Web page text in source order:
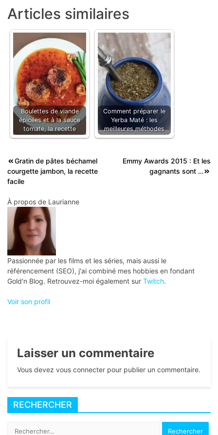
Articles similaires
Boulettes de viande
épicées et à la sauce
tomate, la recette
Comment préparer le
Yerba Maté : les
meilleures méthodes
Navigation
de
l’article
Gratin de pâtes béchamel
courgette jambon, la recette
facile
Emmy Awards 2015 : Et les
gagnants sont …
À propos de Laurianne
Passionnée par les films et les séries, mais aussi le
référencement (SEO), j'ai combiné mes hobbies en fondant
Gold'n Blog. Retrouvez-moi également sur Twitch.
Voir son profil
Laisser un commentaire
Vous devez vous connecter pour publier un commentaire.
RECHERCHER